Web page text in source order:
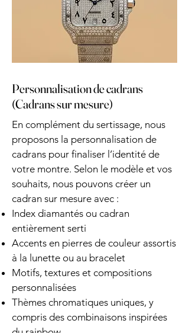
Personnalisation de cadrans
(Cadrans sur mesure)
En complément du sertissage, nous
proposons la personnalisation de
cadrans pour finaliser l’identité de
votre montre. Selon le modèle et vos
souhaits, nous pouvons créer un
cadran sur mesure avec :
Index diamantés ou cadran
entièrement serti
Accents en pierres de couleur assortis
à la lunette ou au bracelet
Motifs, textures et compositions
personnalisées
Thèmes chromatiques uniques, y
compris des combinaisons inspirées